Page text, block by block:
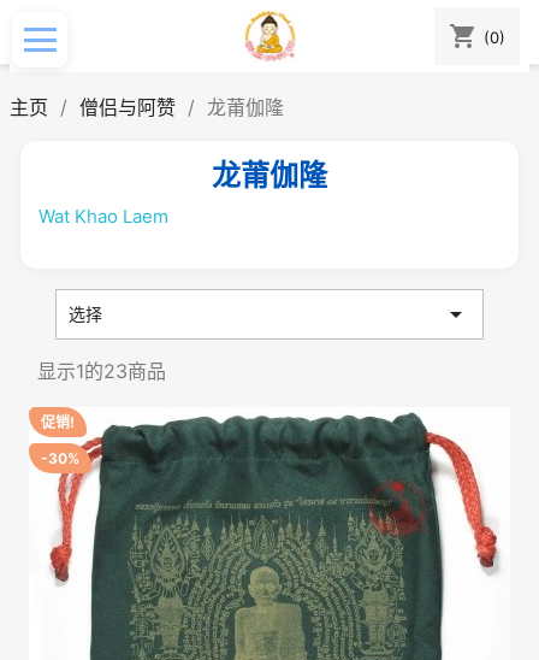
shopping_cart (0)
主页 僧侣与阿赞 龙莆伽隆
龙莆伽隆
Wat Khao Laem
选择 
显示1的23商品
促销!
-30%